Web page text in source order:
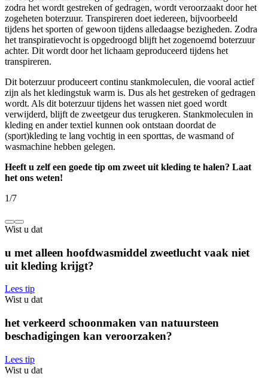
zodra het wordt gestreken of gedragen, wordt veroorzaakt door het
zogeheten boterzuur. Transpireren doet iedereen, bijvoorbeeld
tijdens het sporten of gewoon tijdens alledaagse bezigheden. Zodra
het transpiratievocht is opgedroogd blijft het zogenoemd boterzuur
achter. Dit wordt door het lichaam geproduceerd tijdens het
transpireren.
Dit boterzuur produceert continu stankmoleculen, die vooral actief
zijn als het kledingstuk warm is. Dus als het gestreken of gedragen
wordt. Als dit boterzuur tijdens het wassen niet goed wordt
verwijderd, blijft de zweetgeur dus terugkeren. Stankmoleculen in
kleding en ander textiel kunnen ook ontstaan doordat de
(sport)kleding te lang vochtig in een sporttas, de wasmand of
wasmachine hebben gelegen.
Heeft u zelf een goede tip om zweet uit kleding te halen? Laat
het ons weten!
1/7
Wist u dat
u met alleen hoofdwasmiddel zweetlucht vaak niet
uit kleding krijgt?
Lees tip
Wist u dat
het verkeerd schoonmaken van natuursteen
beschadigingen kan veroorzaken?
Lees tip
Wist u dat